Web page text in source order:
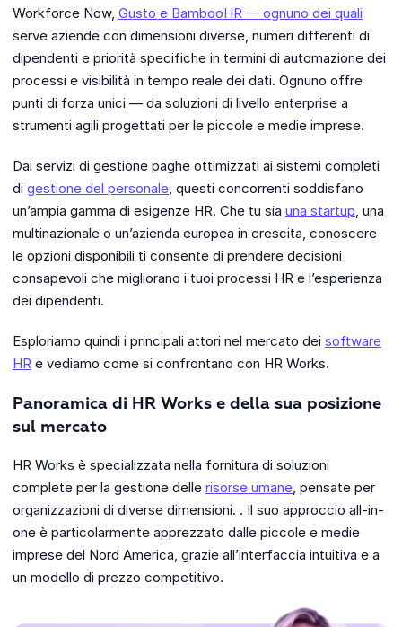
Workforce Now, Gusto e BambooHR — ognuno dei quali
serve aziende con dimensioni diverse, numeri differenti di
dipendenti e priorità specifiche in termini di automazione dei
processi e visibilità in tempo reale dei dati. Ognuno offre
punti di forza unici — da soluzioni di livello enterprise a
strumenti agili progettati per le piccole e medie imprese.
Dai servizi di gestione paghe ottimizzati ai sistemi completi
di gestione del personale , questi concorrenti soddisfano
un’ampia gamma di esigenze HR. Che tu sia una startup , una
multinazionale o un’azienda europea in crescita, conoscere
le opzioni disponibili ti consente di prendere decisioni
consapevoli che migliorano i tuoi processi HR e l’esperienza
dei dipendenti.
Esploriamo quindi i principali attori nel mercato dei software
HR e vediamo come si confrontano con HR Works.
Panoramica di HR Works e della sua posizione
sul mercato
HR Works è specializzata nella fornitura di soluzioni
complete per la gestione delle risorse umane , pensate per
organizzazioni di diverse dimensioni. . Il suo approccio all-in-
one è particolarmente apprezzato dalle piccole e medie
imprese del Nord America, grazie all’interfaccia intuitiva e a
un modello di prezzo competitivo.